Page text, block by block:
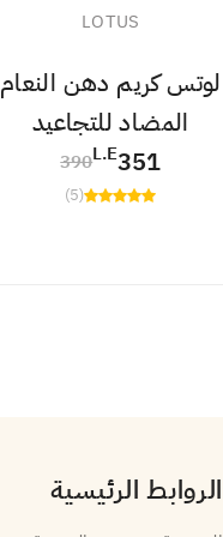
LOTUS
لوتس كريم دهن النعام
المضاد للتجاعيد
351
L.E
390
(5)
الروابط الرئيسية